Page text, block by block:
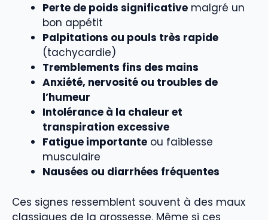
Perte de poids significative malgré un
bon appétit
Palpitations ou pouls très rapide
(tachycardie)
Tremblements fins des mains
Anxiété, nervosité ou troubles de
l’humeur
Intolérance à la chaleur et
transpiration excessive
Fatigue importante ou faiblesse
musculaire
Nausées ou diarrhées fréquentes
Ces signes ressemblent souvent à des maux
classiques de la grossesse. Même si ces